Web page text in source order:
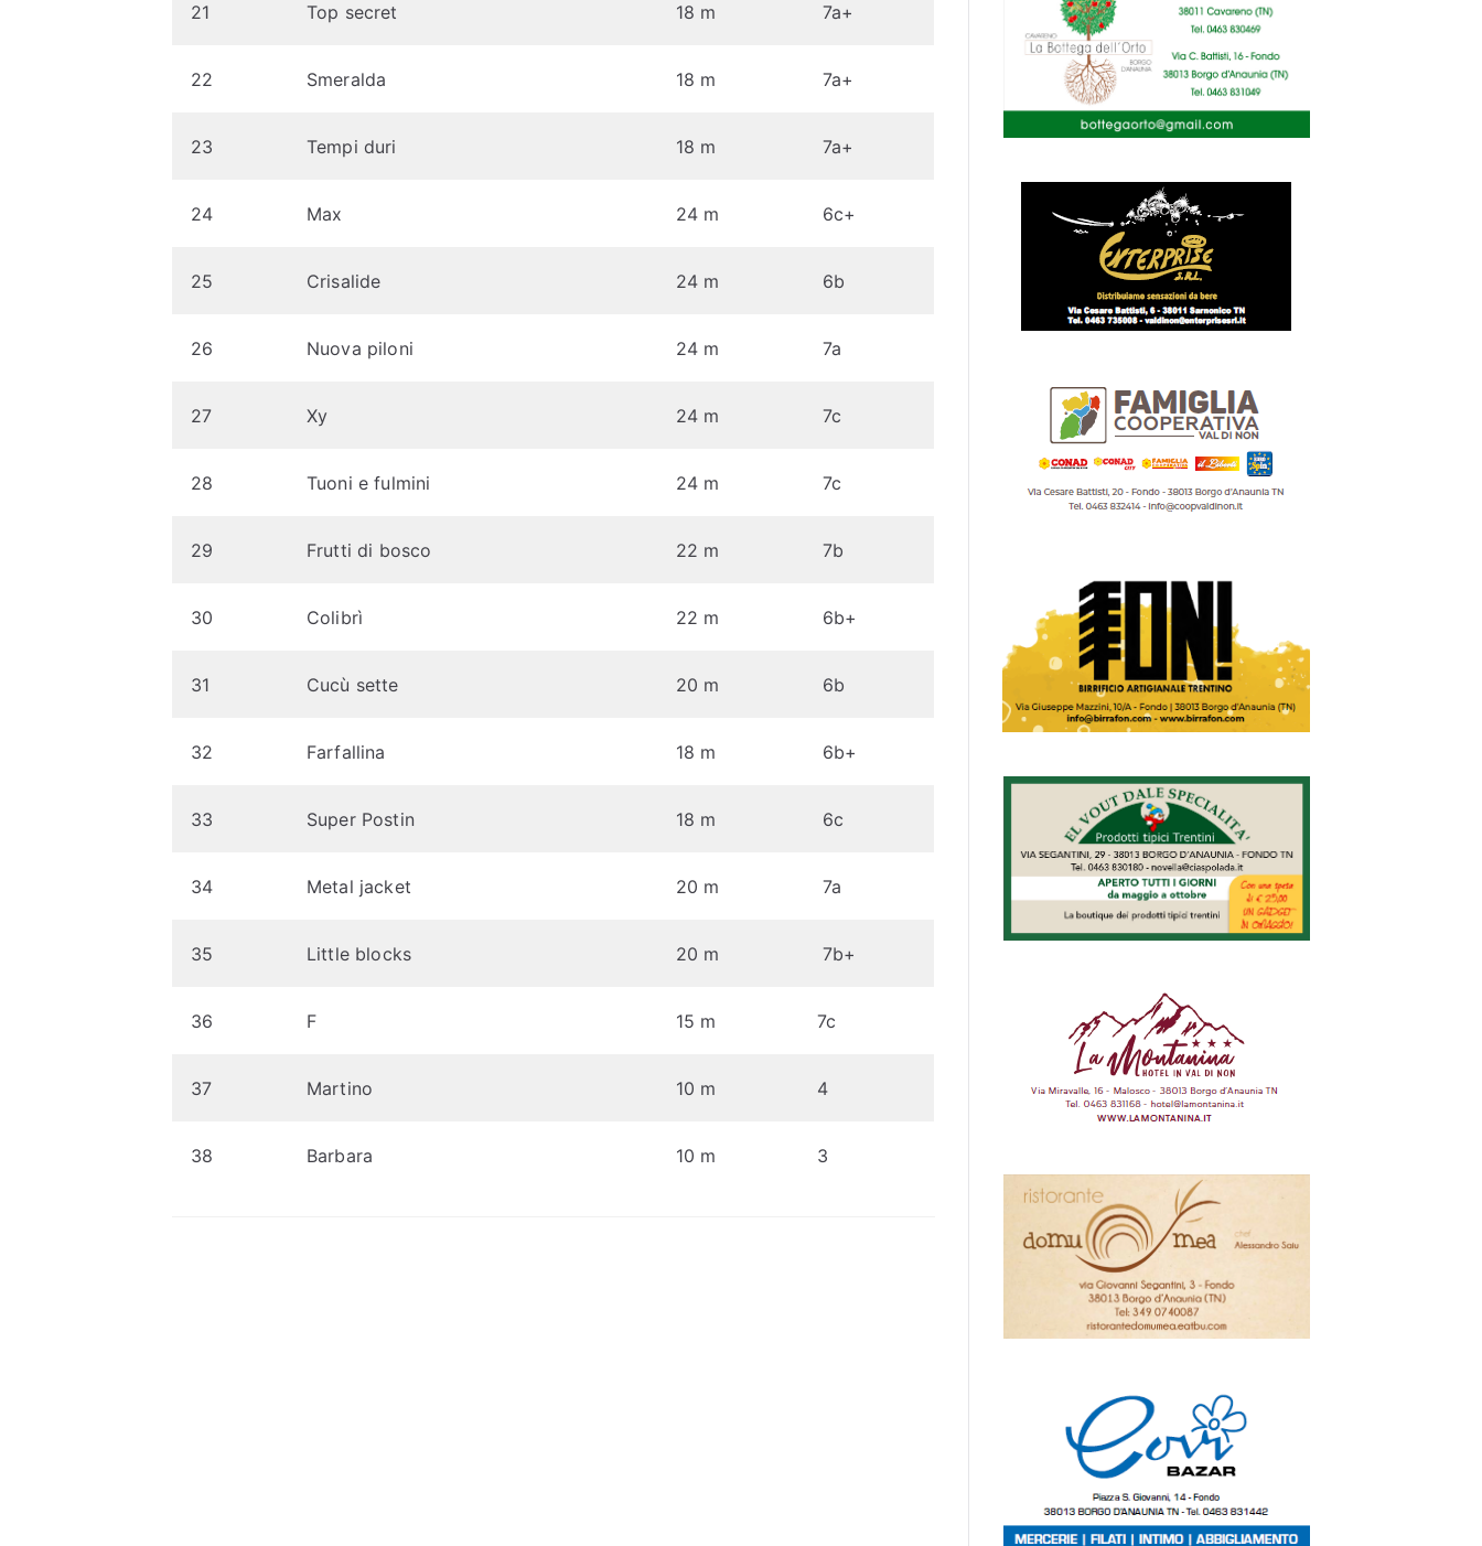
21 Top secret 18 m 7a+
22 Smeralda 18 m 7a+
23 Tempi duri 18 m 7a+
24 Max 24 m 6c+
25 Crisalide 24 m 6b
26 Nuova piloni 24 m 7a
27 Xy 24 m 7c
28 Tuoni e fulmini 24 m 7c
29 Frutti di bosco 22 m 7b
30 Colibrì 22 m 6b+
31 Cucù sette 20 m 6b
32 Farfallina 18 m 6b+
33 Super Postin 18 m 6c
34 Metal jacket 20 m 7a
35 Little blocks 20 m 7b+
36 F 15 m 7c
37 Martino 10 m 4
38 Barbara 10 m 3